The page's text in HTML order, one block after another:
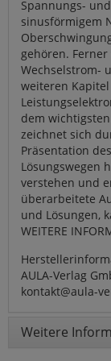
Spannungs-
sinusförmigem
gehören.
Wechselstrom-
weiteren
dem
zeichnet sich
Präsentation
Lösungswegen
verstehen und
überarbeitete
und Lösungen,
WEITERE
AULA-Verlag
kontakt@aula-
Weitere